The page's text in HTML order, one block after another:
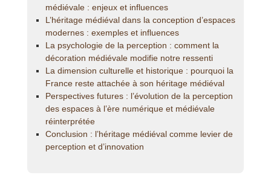
médiévale : enjeux et influences
L’héritage médiéval dans la conception d’espaces
modernes : exemples et influences
La psychologie de la perception : comment la
décoration médiévale modifie notre ressenti
La dimension culturelle et historique : pourquoi la
France reste attachée à son héritage médiéval
Perspectives futures : l’évolution de la perception
des espaces à l’ère numérique et médiévale
réinterprétée
Conclusion : l’héritage médiéval comme levier de
perception et d’innovation